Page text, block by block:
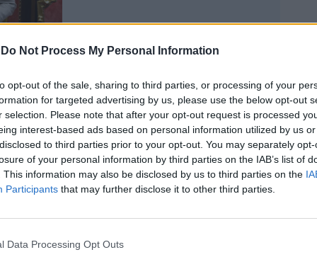
Do Not Process My Personal Information
opt-out of the sale, sharing to third parties, or processing of your
for targeted advertising by us, please use the below opt-out
selection. Please note that after your opt-out request is processed
interest-based ads based on personal information utilized by us
to third parties prior to your opt-out. You may separately
of your personal information by third parties on the IAB’s list of
This information may also be disclosed by us to third parties on the
Participants that may further disclose it to other third parties.
Data Processing Opt Outs
dopo, il nome di El Koudri ricompare
sull’investimento avvenuto sabato a
ha percorso una delle strade
città, è salito sul marciapiede e ha
prima di finire contro una vetrina.
in condizioni gravi. Una donna,
i presenti e tenta la fuga. Il